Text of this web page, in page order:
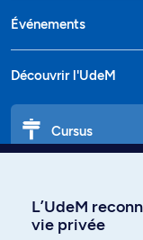
Événements
Découvrir l'UdeM
Cursus
L’UdeM
vie privée